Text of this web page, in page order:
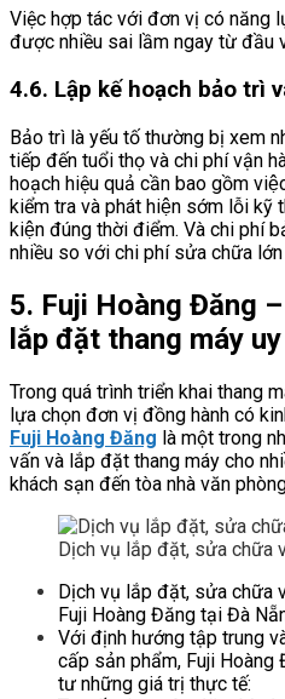
Việc hợp tác với đơn vị có năng
được nhiều sai lầm ngay từ đầu
4.6. Lập kế hoạch bảo trì
Bảo trì là yếu tố thường bị xem
tiếp đến tuổi thọ và chi phí vận
hoạch hiệu quả cần bao gồm
kiểm tra và phát hiện sớm lỗi kỹ
kiện đúng thời điểm. Và chi phí
nhiều so với chi phí sửa chữa
5. Fuji Hoàng Đăng
lắp đặt thang máy
Trong quá trình triển khai thang
lựa chọn đơn vị đồng hành có
Fuji Hoàng Đăng là một trong
vấn và lắp đặt thang máy cho
khách sạn đến tòa nhà văn
Dịch vụ lắp đặt, sửa chữa
Dịch vụ lắp đặt, sửa chữa
Fuji Hoàng Đăng tại Đà
Với định hướng tập trung
cấp sản phẩm, Fuji Hoàng
tư những giá trị thực tế: